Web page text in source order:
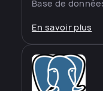
Base de
En savoir plus